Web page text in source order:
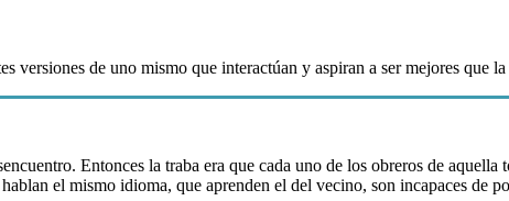
versiones de uno mismo que interactúan y aspiran a ser mejores que la
Entonces la traba era que cada uno de los obreros de
el mismo idioma, que aprenden el del vecino, son incapaces de